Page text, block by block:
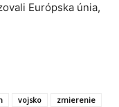
Európska únia,
vojsko zmierenie